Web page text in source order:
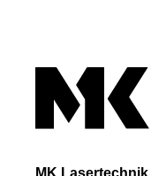
MK Lasertechnik